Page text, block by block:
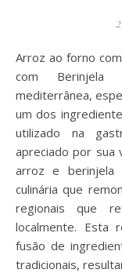
Arroz ao forno com berinjela A receita de Arroz ao Forno
com Berinjela
mediterrânea,
um dos
utilizado na
apreciado por sua
arroz e berinjela
culinária que
regionais que
localmente. Esta
fusão de
tradicionais,